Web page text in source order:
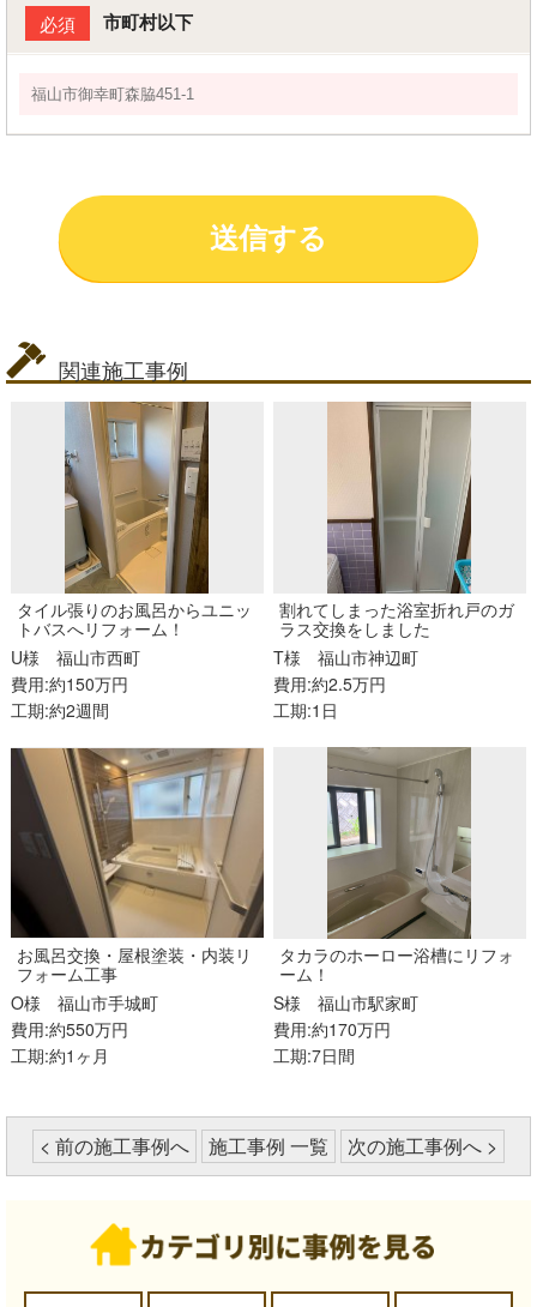
必須 市町村以下
関連施工事例
タイル張りのお風呂からユニッ
トバスへリフォーム！
U様福山市西町
費用:約150万円
工期:約2週間
割れてしまった浴室折れ戸のガ
ラス交換をしました
T様福山市神辺町
費用:約2.5万円
工期:1日
お風呂交換・屋根塗装・内装リ
フォーム工事
O様福山市手城町
費用:約550万円
工期:約1ヶ月
タカラのホーロー浴槽にリフォ
ーム！
S様福山市駅家町
費用:約170万円
工期:7日間
< 前の施工事例へ 施工事例 一覧 次の施工事例へ >